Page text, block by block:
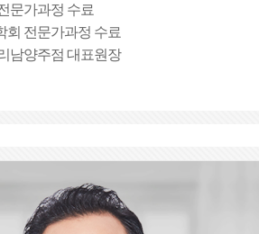
문가과정 수료
회 전문가과정 수료
남양주점 대표원장